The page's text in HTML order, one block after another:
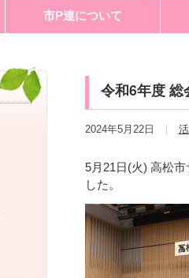
市P連について
令和6年度 総
2024年5月22日
5月21日(火) 高松
した。